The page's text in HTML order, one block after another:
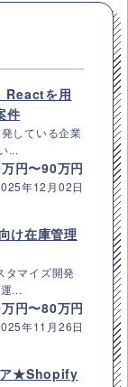
Reactを用
件
している企業
...
円〜90万円
年12月02日
け在庫管理
タマイズ開発
...
円〜80万円
年11月26日
ア★Shopify